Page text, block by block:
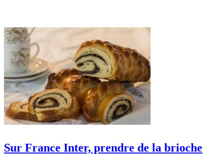
Sur France Inter, prendre de la brioche